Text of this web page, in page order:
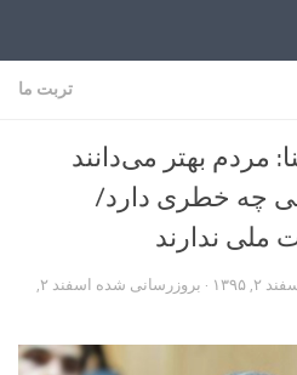
تربت ما
مردم بهتر می‌دانند
چه خطری دارد/
ملی ندارند
۲, ۱۳۹۵ · بروزرسانی شده
اسفند ۲,